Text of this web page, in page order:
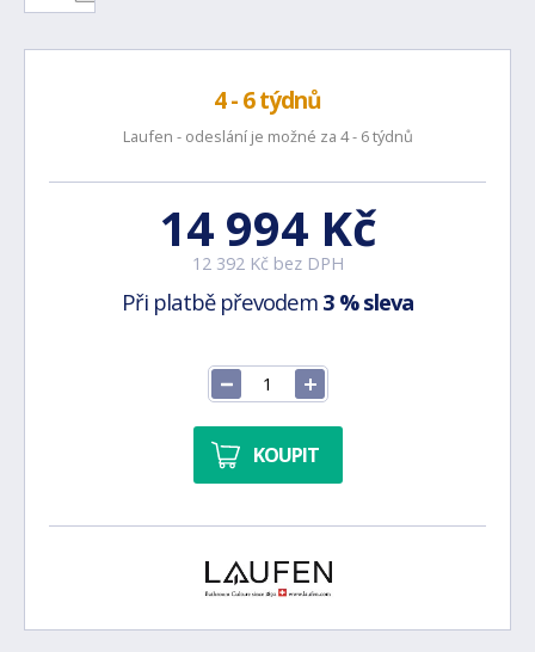
4 - 6 týdnů
Laufen - odeslání je možné za 4 - 6 týdnů
14 994 Kč
12 392 Kč bez DPH
Při platbě převodem 3 % sleva
KOUPIT